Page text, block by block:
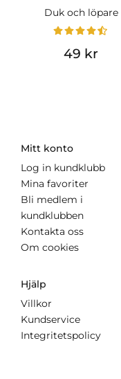
Duk och löpare
49 kr
Mitt konto
Log in kundklubb
Mina favoriter
Bli medlem i
kundklubben
Kontakta oss
Om cookies
Hjälp
Villkor
Kundservice
Integritetspolicy